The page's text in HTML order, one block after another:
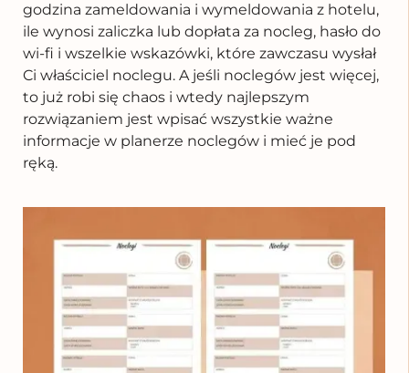
godzina zameldowania i wymeldowania z hotelu,
ile wynosi zaliczka lub dopłata za nocleg, hasło do
wi-fi i wszelkie wskazówki, które zawczasu wysłał
Ci właściciel noclegu. A jeśli noclegów jest więcej,
to już robi się chaos i wtedy najlepszym
rozwiązaniem jest wpisać wszystkie ważne
informacje w planerze noclegów i mieć je pod
ręką.